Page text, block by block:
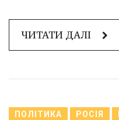
ЧИТАТИ ДАЛІ
ПОЛІТИКА РОСІЯ